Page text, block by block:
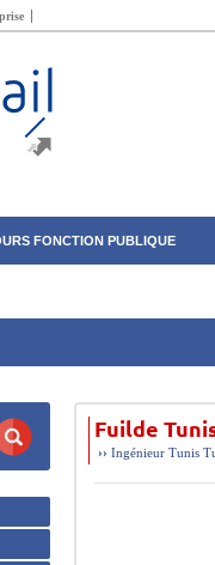
FONCTION PUBLIQUE
Fuilde
››Ingénieur Tunis